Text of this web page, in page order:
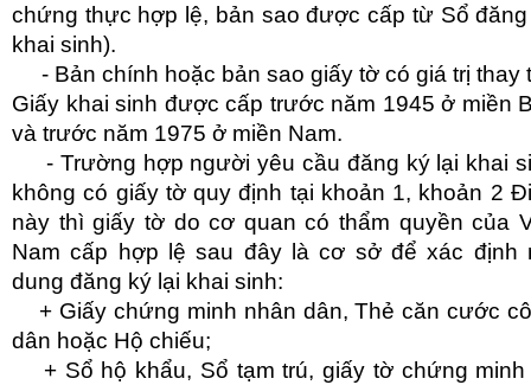
chứng thực hợp lệ, bản sao được cấp từ Sổ
khai sinh).
- Bản chính hoặc bản sao giấy tờ có giá trị thay
Giấy khai sinh được cấp trước năm 1945 ở miền
và trước năm 1975 ở miền Nam.
- Trường hợp người yêu cầu đăng ký lại khai
không có giấy tờ quy định tại khoản 1, khoản 2
này thì giấy tờ do cơ quan có thẩm quyền của
Nam cấp hợp lệ sau đây là cơ sở để xác định
dung đăng ký lại khai sinh:
+ Giấy chứng minh nhân dân, Thẻ căn cước
dân hoặc Hộ chiếu;
+ Sổ hộ khẩu, Sổ tạm trú, giấy tờ chứng minh